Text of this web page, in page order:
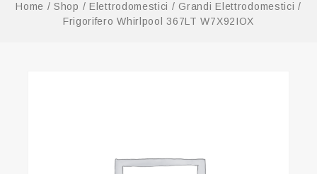
Home / Shop / Elettrodomestici / Grandi Elettrodomestici /
Frigorifero Whirlpool 367LT W7X92IOX